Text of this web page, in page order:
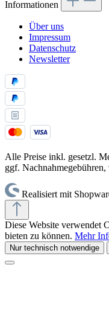
Informationen
Über uns
Impressum
Datenschutz
Newsletter
Alle Preise inkl. gesetzl.
ggf.
Realisiert mit
Diese Website verwendet
bieten zu können. Mehr
Nur technisch notwendige